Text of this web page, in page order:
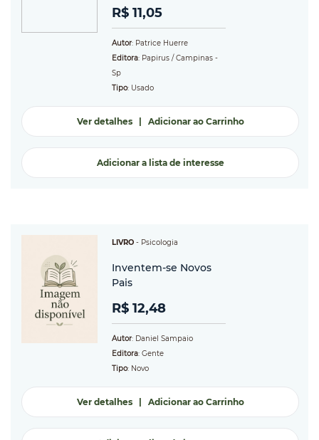
R$ 11,05
Autor: Patrice Huerre
Editora: Papirus / Campinas -
Sp
Tipo: Usado
Ver detalhes| Adicionar ao Carrinho
Adicionar a lista de interesse
LIVRO - Psicologia
Inventem-se Novos
Pais
R$ 12,48
Autor: Daniel Sampaio
Editora: Gente
Tipo: Novo
Ver detalhes| Adicionar ao Carrinho